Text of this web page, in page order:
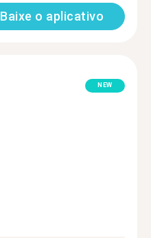
Baixe o aplicativo
NEW